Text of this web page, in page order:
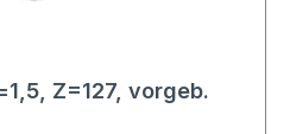
Z=127, vorgeb.